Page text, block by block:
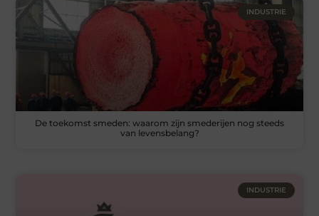
INDUSTRIE
De toekomst smeden: waarom zijn smederijen nog steeds
van levensbelang?
INDUSTRIE